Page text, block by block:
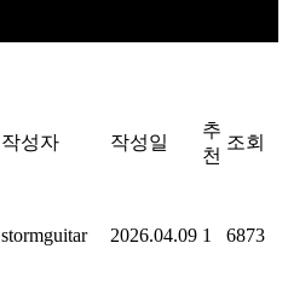
작성자 작성일
추
천
조회
stormguitar 2026.04.09 1 6873